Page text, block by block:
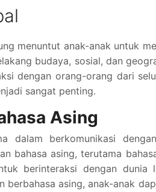
menuntut anak-anak untuk
budaya, sosial, dan
dengan orang-orang dari
sangat penting.
Asing
dalam berkomunikasi
bahasa asing, terutama
berinteraksi dengan dunia
berbahasa asing, anak-anak